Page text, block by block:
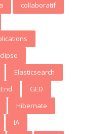
collaboratif
Elasticsearch
GED
Hibernate
IA